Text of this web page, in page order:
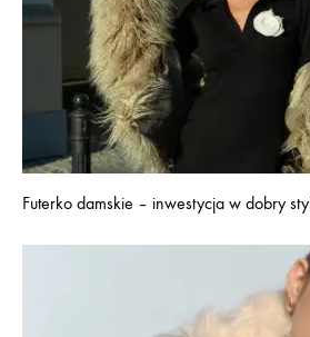
Futerko damskie – inwestycja w dobry styl